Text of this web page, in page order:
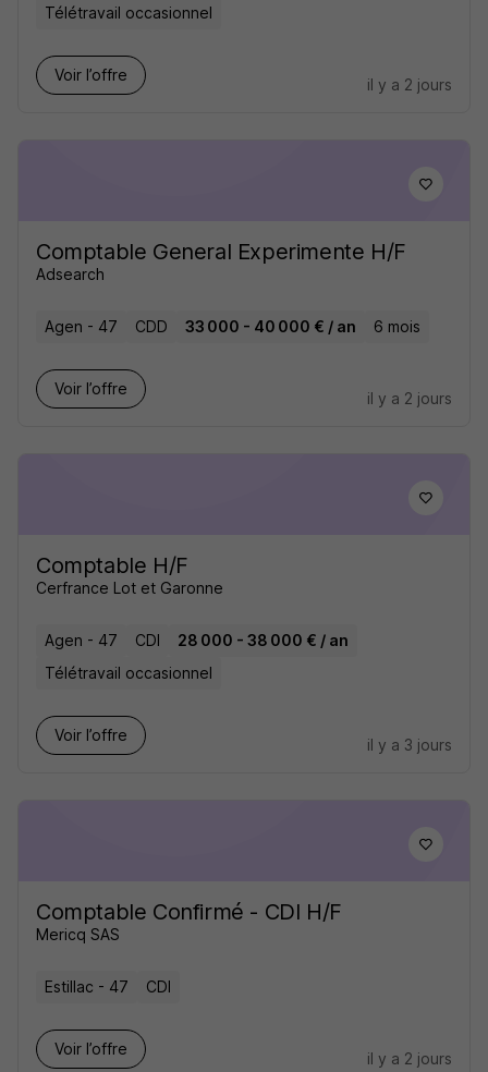
Télétravail occasionnel
Voir l’offre
il y a 2 jours
Comptable General Experimente H/F
Adsearch
Agen - 47 CDD 33 000 - 40 000 € / an 6 mois
Voir l’offre
il y a 2 jours
Comptable H/F
Cerfrance Lot et Garonne
Agen - 47 CDI
28 000 - 38 000 € / an
Télétravail occasionnel
Voir l’offre
il y a 3 jours
Comptable Confirmé - CDI H/F
Mericq SAS
Estillac - 47 CDI
Voir l’offre
il y a 2 jours